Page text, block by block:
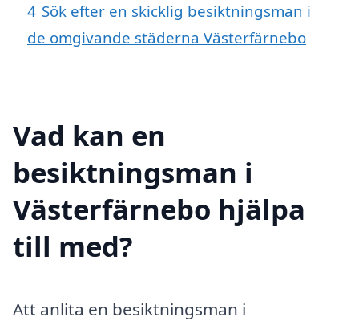
4 Sök efter en skicklig besiktningsman i
de omgivande städerna Västerfärnebo
Vad kan en
besiktningsman i
Västerfärnebo hjälpa
till med?
Att anlita en besiktningsman i